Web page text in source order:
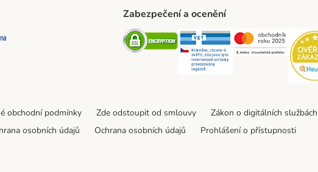
Method
Method
Balíkovna Shipping Method
Zabezpečení a ocenění
Security Security Security
obchodní podmínky Zde odstoupit od smlouvy Zákon o digitálních službách
osobních údajů Ochrana osobních údajů Prohlášení o přístupnosti